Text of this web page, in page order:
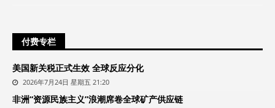
付费专栏
美国新关税正式生效 全球反应分化
2026年7月24日 星期五 21:20
非洲“资源民族主义”浪潮席卷全球矿产供应链